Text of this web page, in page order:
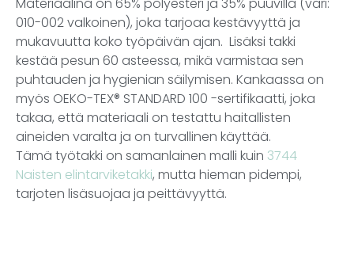
010-002 valkoinen), joka tarjoaa kestävyyttä ja
mukavuutta koko työpäivän ajan. Lisäksi takki
kestää pesun 60 asteessa, mikä varmistaa sen
puhtauden ja hygienian säilymisen. Kankaassa on
myös OEKO-TEX® STANDARD 100 -sertifikaatti, joka
takaa, että materiaali on testattu haitallisten
aineiden varalta ja on turvallinen käyttää.
Tämä työtakki on samanlainen malli kuin 3744
Naisten elintarviketakki, mutta hieman pidempi,
tarjoten lisäsuojaa ja peittävyyttä.